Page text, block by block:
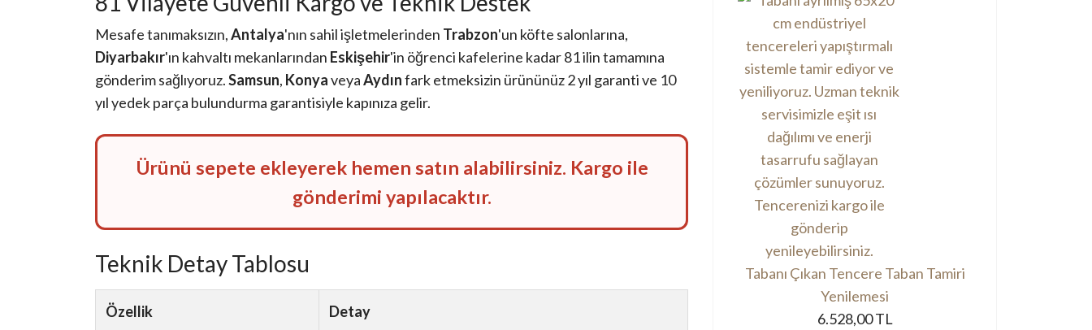
Mesafe tanımaksızın,Antalya'nın sahil işletmelerinden Trabzon'un köfte salonlarına,
Diyarbakır'ın kahvaltı mekanlarından Eskişehir'in öğrenci kafelerine kadar 81 ilin tamamına
gönderim sağlıyoruz.Samsun, KonyaveyaAydınfark etmeksizin ürününüz 2 yıl garanti ve 10
yıl yedek parça bulundurma garantisiyle kapınıza gelir.
Ürünü sepete ekleyerek hemen satın alabilirsiniz. Kargo ile
gönderimi yapılacaktır.
Teknik Detay Tablosu
Özellik Detay
Tabanı Çıkan Tencere Taban Tamiri
Yenilemesi
6.528,00 TL